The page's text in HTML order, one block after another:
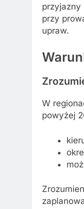
przyjazny
przy
upraw.
W
powyżej